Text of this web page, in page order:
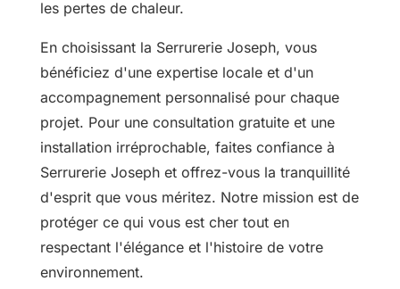
les pertes de chaleur.
En choisissant la Serrurerie Joseph, vous
bénéficiez d'une expertise locale et d'un
accompagnement personnalisé pour chaque
projet. Pour une consultation gratuite et une
installation irréprochable, faites confiance à
Serrurerie Joseph et offrez-vous la tranquillité
d'esprit que vous méritez. Notre mission est de
protéger ce qui vous est cher tout en
respectant l'élégance et l'histoire de votre
environnement.